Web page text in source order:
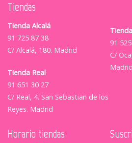
Tiendas
Tienda Alcalá
91 725 87 38
C/ Alcalá, 180. Madrid
Tienda Real
91 651 30 27
C/ Real, 4. San Sebastian de los
Reyes. Madrid
91
C/
Madrid
Horario tiendas